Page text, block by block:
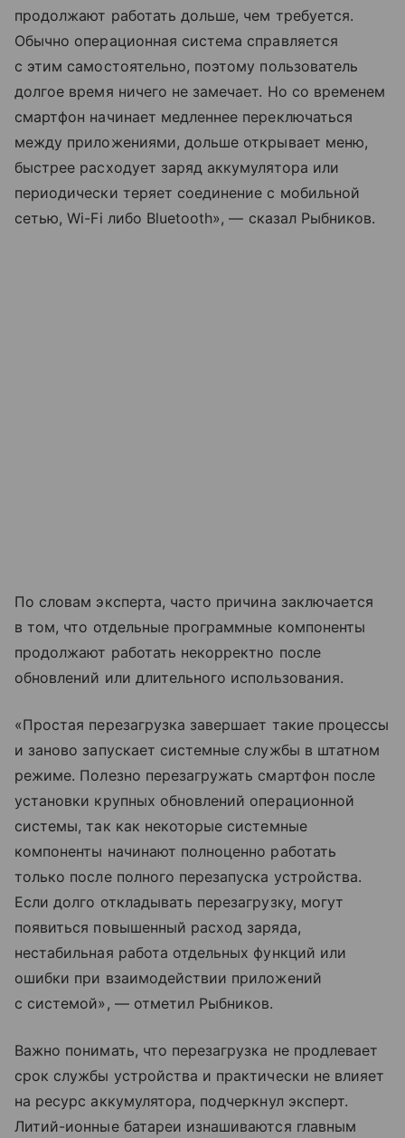
продолжают работать дольше, чем требуется.
Обычно операционная система справляется
с этим самостоятельно, поэтому пользователь
долгое время ничего не замечает. Но со временем
смартфон начинает медленнее переключаться
между приложениями, дольше открывает меню,
быстрее расходует заряд аккумулятора или
периодически теряет соединение с мобильной
сетью, Wi-Fi либо Bluetooth», — сказал Рыбников.
По словам эксперта, часто причина заключается
в том, что отдельные программные компоненты
продолжают работать некорректно после
обновлений или длительного использования.
«Простая перезагрузка завершает такие процессы
и заново запускает системные службы в штатном
режиме. Полезно перезагружать смартфон после
установки крупных обновлений операционной
системы, так как некоторые системные
компоненты начинают полноценно работать
только после полного перезапуска устройства.
Если долго откладывать перезагрузку, могут
появиться повышенный расход заряда,
нестабильная работа отдельных функций или
ошибки при взаимодействии приложений
с системой», — отметил Рыбников.
Важно понимать, что перезагрузка не продлевает
срок службы устройства и практически не влияет
на ресурс аккумулятора, подчеркнул эксперт.
Литий-ионные батареи изнашиваются главным